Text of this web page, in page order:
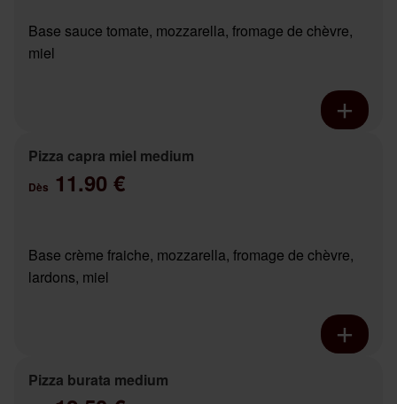
Base sauce tomate, mozzarella, fromage de chèvre,
miel
Pizza capra miel medium
Dès 11.90 €
Base crème fraiche, mozzarella, fromage de chèvre,
lardons, miel
Pizza burata medium